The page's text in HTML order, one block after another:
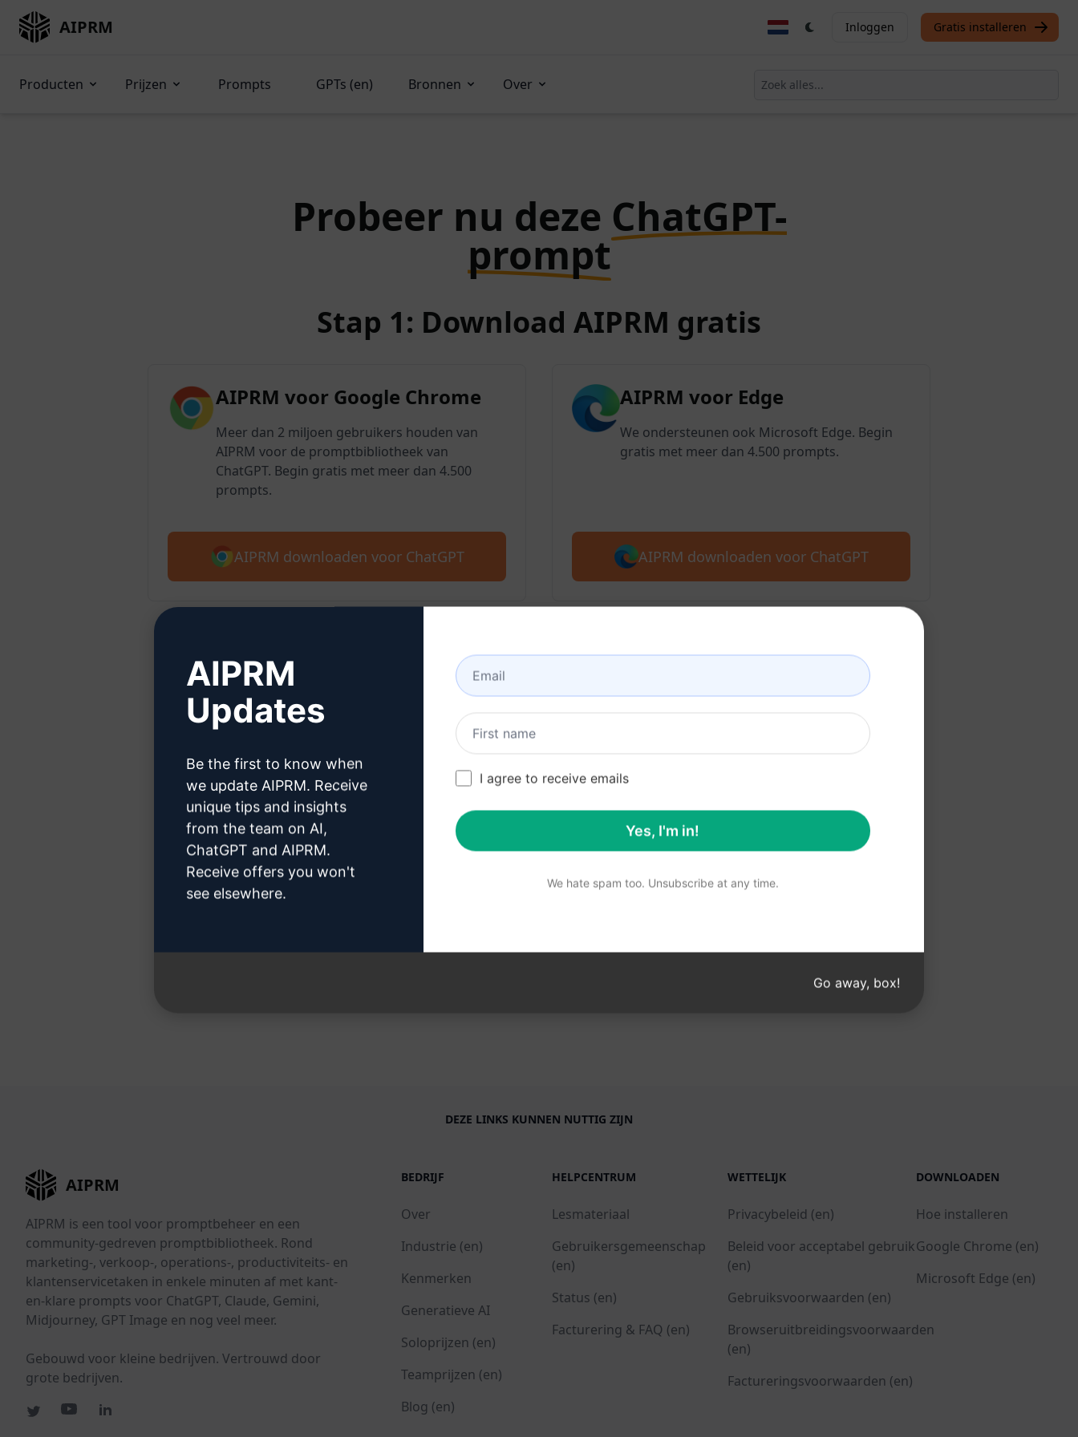
AIPRM Inloggen Gratis installeren
Producten Prijzen Prompts GPTs (en) Bronnen Over
Probeer nu deze ChatGPT-
prompt
Stap 1: Download AIPRM gratis
AIPRM voor Google Chrome
Meer dan 2 miljoen gebruikers houden van
AIPRM voor de promptbibliotheek van
ChatGPT. Begin gratis met meer dan 4.500
prompts.
AIPRM downloaden voor ChatGPT
AIPRM voor Edge
We ondersteunen ook Microsoft Edge. Begin
gratis met meer dan 4.500 prompts.
AIPRM downloaden voor ChatGPT
Stap 2 : Maak een ChatGPT-account aan
Klik hier om te leren hoe je een ChatGPT-account aanmaakt
Stap 3: Gebruik de prompt in je ChatGPT
DEZE LINKS KUNNEN NUTTIG ZIJN
AIPRM
AIPRM is een tool voor promptbeheer en een
community-gedreven promptbibliotheek. Rond
marketing-, verkoop-, operations-, productiviteits- en
klantenservicetaken in enkele minuten af met kant-
en-klare prompts voor ChatGPT, Claude, Gemini,
Midjourney, GPT Image en nog veel meer.
Gebouwd voor kleine bedrijven. Vertrouwd door
grote bedrijven.
BEDRIJF
Over
Industrie (en)
Kenmerken
Generatieve AI
Soloprijzen (en)
Teamprijzen (en)
Blog (en)
HELPCENTRUM
Lesmateriaal
Gebruikersgemeenschap
(en)
Status (en)
Facturering & FAQ (en)
WETTELIJK
Privacybeleid (en)
Beleid voor acceptabel gebruik
(en)
Gebruiksvoorwaarden (en)
Browseruitbreidingsvoorwaarden
(en)
Factureringsvoorwaarden (en)
DOWNLOADEN
Hoe installeren
Google Chrome (en)
Microsoft Edge (en)
AIPRM
Updates
Be the first to know when
we update AIPRM. Receive
unique tips and insights
from the team on AI,
ChatGPT and AIPRM.
Receive offers you won't
see elsewhere.
I agree to receive emails
Yes, I'm in!
We hate spam too. Unsubscribe at any time.
Go away, box!